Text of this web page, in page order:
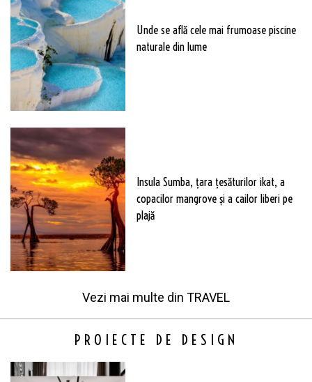
Unde se află cele mai frumoase piscine
naturale din lume
Insula Sumba, țara țesăturilor ikat, a
copacilor mangrove și a cailor liberi pe
plajă
Vezi mai multe din TRAVEL
PROIECTE DE DESIGN